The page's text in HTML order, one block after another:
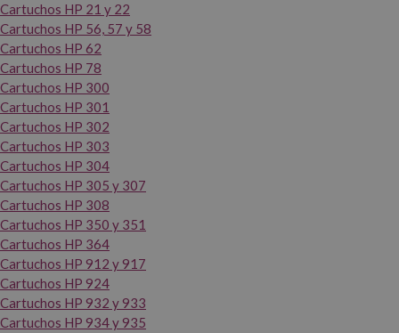
Cartuchos HP 21 y 22
Cartuchos HP 56, 57 y 58
Cartuchos HP 62
Cartuchos HP 78
Cartuchos HP 300
Cartuchos HP 301
Cartuchos HP 302
Cartuchos HP 303
Cartuchos HP 304
Cartuchos HP 305 y 307
Cartuchos HP 308
Cartuchos HP 350 y 351
Cartuchos HP 364
Cartuchos HP 912 y 917
Cartuchos HP 924
Cartuchos HP 932 y 933
Cartuchos HP 934 y 935